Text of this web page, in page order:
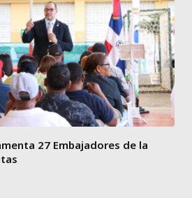
27 Embajadores de la